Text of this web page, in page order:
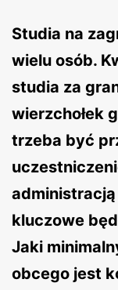
Studia na
wielu osób.
studia za
wierzchołek
trzeba być
kluczowe
Jaki
obcego jest